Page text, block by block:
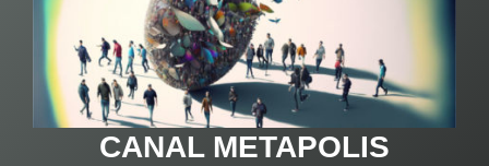
CANAL METAPOLIS